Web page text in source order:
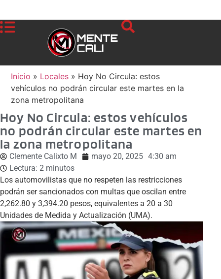
Inicio » Locales » Hoy No Circula: estos
vehículos no podrán circular este martes en la
zona metropolitana
Hoy No Circula: estos vehículos
no podrán circular este martes en
la zona metropolitana
Clemente Calixto M mayo 20, 2025 4:30 am
Lectura: 2 minutos
Los automovilistas que no respeten las restricciones
podrán ser sancionados con multas que oscilan entre
2,262.80 y 3,394.20 pesos, equivalentes a 20 a 30
Unidades de Medida y Actualización (UMA).